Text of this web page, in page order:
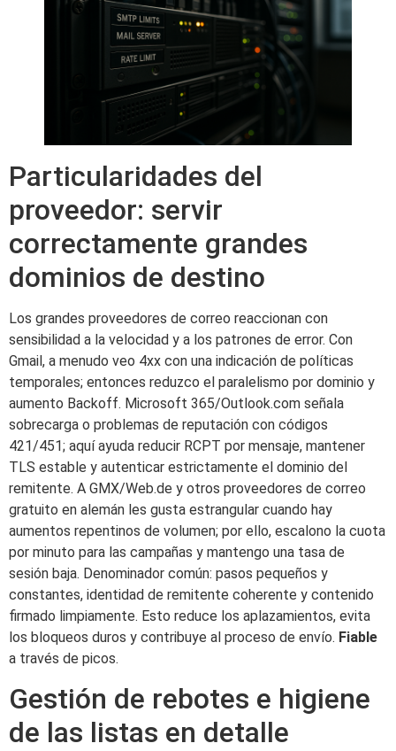
Particularidades del
proveedor: servir
correctamente grandes
dominios de destino
Los grandes proveedores de correo reaccionan con
sensibilidad a la velocidad y a los patrones de error. Con
Gmail, a menudo veo 4xx con una indicación de políticas
temporales; entonces reduzco el paralelismo por dominio y
aumento Backoff. Microsoft 365/Outlook.com señala
sobrecarga o problemas de reputación con códigos
421/451; aquí ayuda reducir RCPT por mensaje, mantener
TLS estable y autenticar estrictamente el dominio del
remitente. A GMX/Web.de y otros proveedores de correo
gratuito en alemán les gusta estrangular cuando hay
aumentos repentinos de volumen; por ello, escalono la cuota
por minuto para las campañas y mantengo una tasa de
sesión baja. Denominador común: pasos pequeños y
constantes, identidad de remitente coherente y contenido
firmado limpiamente. Esto reduce los aplazamientos, evita
los bloqueos duros y contribuye al proceso de envío. Fiable
a través de picos.
Gestión de rebotes e higiene
de las listas en detalle